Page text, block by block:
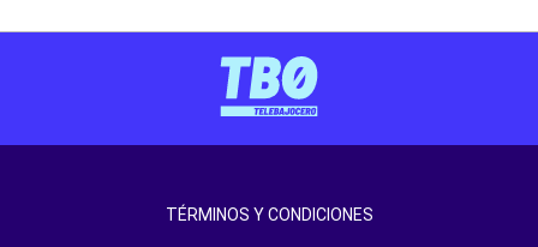
TÉRMINOS Y CONDICIONES